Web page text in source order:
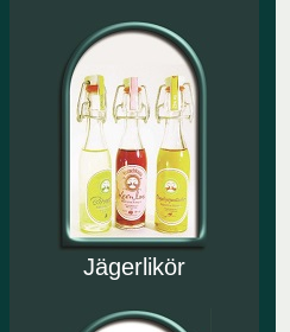
Jägerlikör